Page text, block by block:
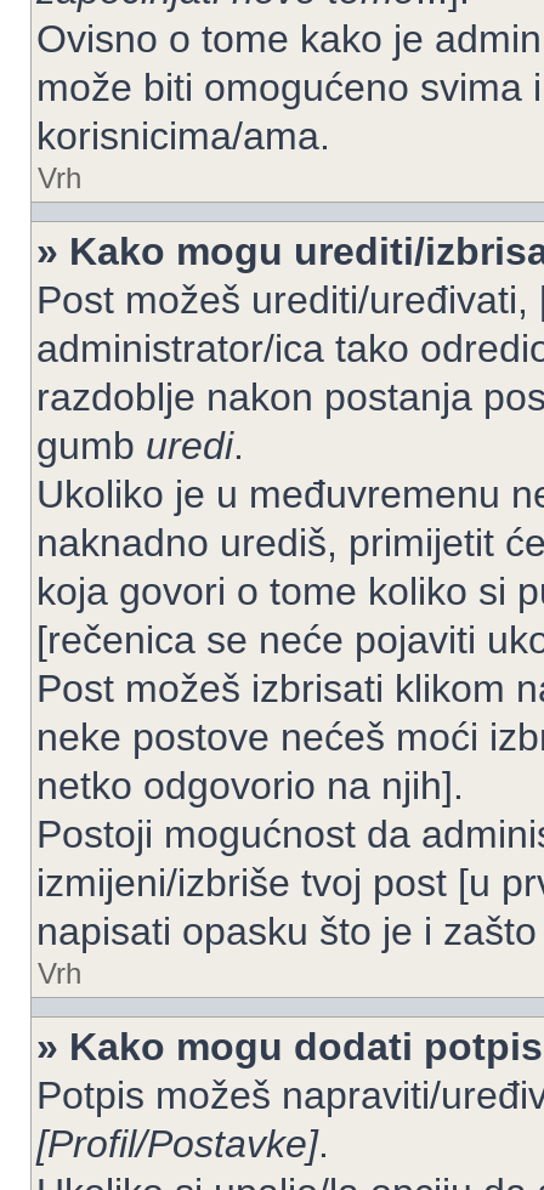
Ovisno o tome kako je
može biti omogućeno svima
korisnicima/ama.
Vrh
» Kako mogu urediti/
Post možeš urediti/
administrator/ica tako
razdoblje nakon postanja
gumb uredi.
Ukoliko je u međuvremenu
naknadno urediš, primijetit
koja govori o tome koliko si
[rečenica se neće pojaviti
Post možeš izbrisati klikom
neke postove nećeš moći
netko odgovorio na njih].
Postoji mogućnost da
izmijeni/izbriše tvoj post [u
napisati opasku što je i
Vrh
» Kako mogu dodati
Potpis možeš napraviti/
[Profil/Postavke].